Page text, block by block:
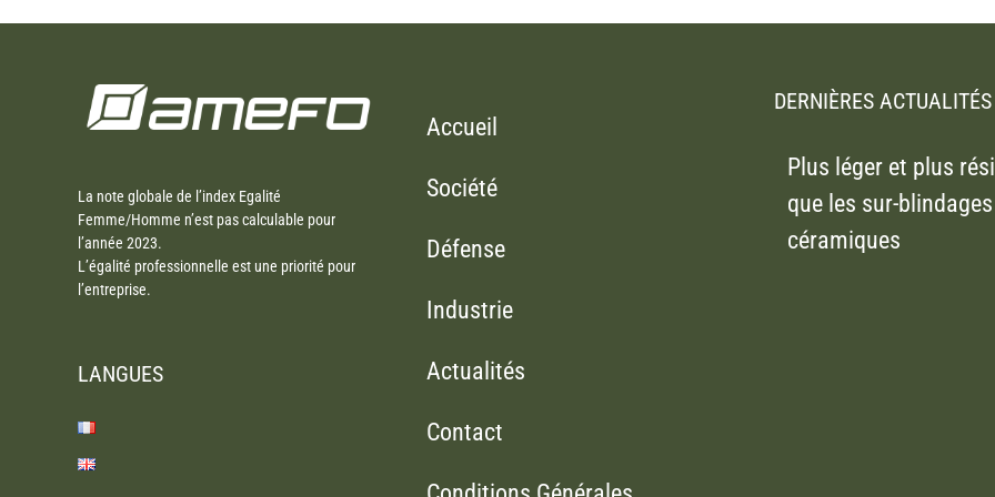
La note globale de l’index Egalité
Femme/Homme n’est pas calculable pour
l’année 2023.
L’égalité professionnelle est une priorité pour
l’entreprise.
LANGUES
Accueil
Société
Défense
Industrie
Actualités
Contact
DERNIÈRES ACTUALITÉS
Plus léger et plus
que les sur-blindages
céramiques